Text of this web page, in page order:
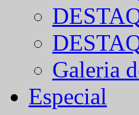
Galeria
Especial